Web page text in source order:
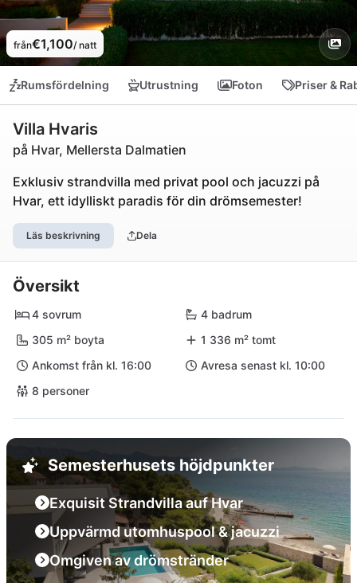
från€1,100/ natt
Rumsfördelning Utrustning Foton Priser &
Villa Hvaris
på Hvar, Mellersta Dalmatien
Exklusiv strandvilla med privat pool och jacuzzi på
Hvar, ett idylliskt paradis för din drömsemester!
Läs beskrivning Dela
Översikt
4 sovrum
4 badrum
305 m² boyta
1 336 m² tomt
Ankomst från kl. 16:00
Avresa senast kl. 10:00
8 personer
Semesterhusets höjdpunkter
Exquisit Strandvilla auf Hvar
Uppvärmd utomhuspool & jacuzzi
Omgiven av drömstränder